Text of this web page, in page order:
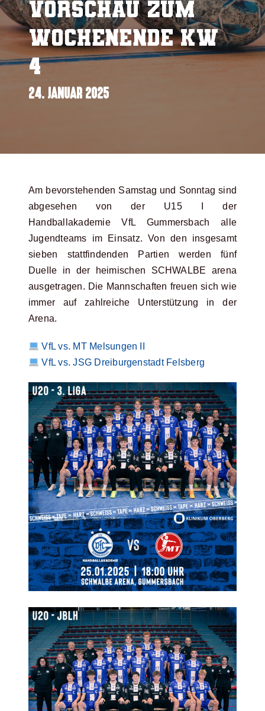
Vorschau zum
Wochenende KW
4
24. JANUAR 2025
Am bevorstehenden Samstag und Sonntag sind
abgesehen von der U15 I der
Handballakademie VfL Gummersbach alle
Jugendteams im Einsatz. Von den insgesamt
sieben stattfindenden Partien werden fünf
Duelle in der heimischen SCHWALBE arena
ausgetragen. Die Mannschaften freuen sich wie
immer auf zahlreiche Unterstützung in der
Arena.
VfL vs. MT Melsungen II
VfL vs. JSG Dreiburgenstadt Felsberg